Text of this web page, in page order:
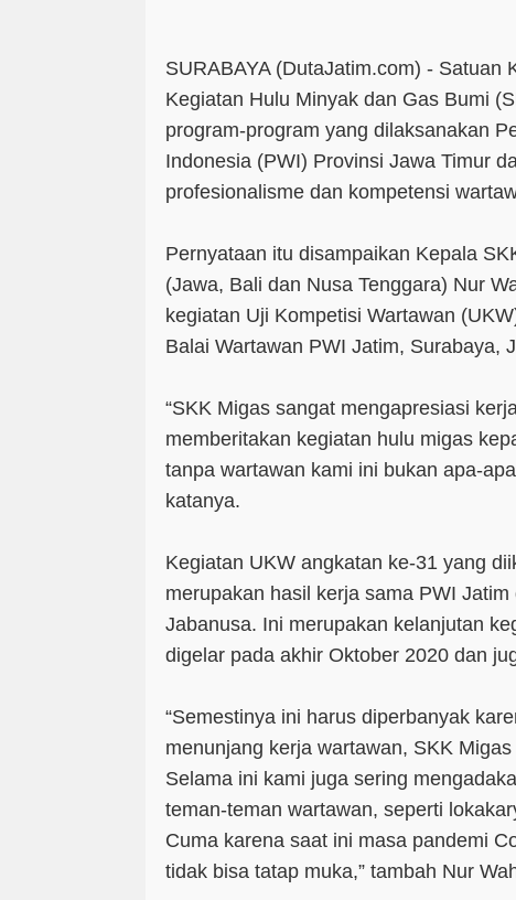
SURABAYA (DutaJatim.com) - Satuan
Kegiatan Hulu Minyak dan Gas Bumi
program-program yang dilaksanakan
Indonesia (PWI) Provinsi Jawa Timur
profesionalisme dan kompetensi
Pernyataan itu disampaikan Kepala
(Jawa, Bali dan Nusa Tenggara) Nur
kegiatan Uji Kompetisi Wartawan
Balai Wartawan PWI Jatim, Surabaya,
“SKK Migas sangat mengapresiasi
memberitakan kegiatan hulu migas
tanpa wartawan kami ini bukan apa-
katanya.
Kegiatan UKW angkatan ke-31 yang
merupakan hasil kerja sama PWI
Jabanusa. Ini merupakan kelanjutan
digelar pada akhir Oktober 2020 dan
“Semestinya ini harus diperbanyak
menunjang kerja wartawan, SKK
Selama ini kami juga sering
teman-teman wartawan, seperti
Cuma karena saat ini masa pandemi
tidak bisa tatap muka,” tambah Nur